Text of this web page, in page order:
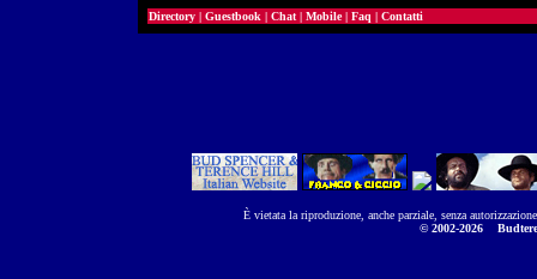
Directory | Guestbook | Chat | Mobile| Faq | Contatti
È vietata la riproduzione, anche parziale, senza
© 2002-2026